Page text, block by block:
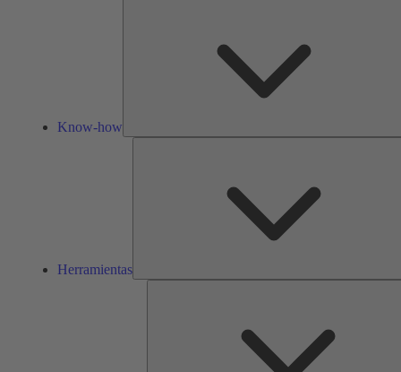
Know-how
Herramientas